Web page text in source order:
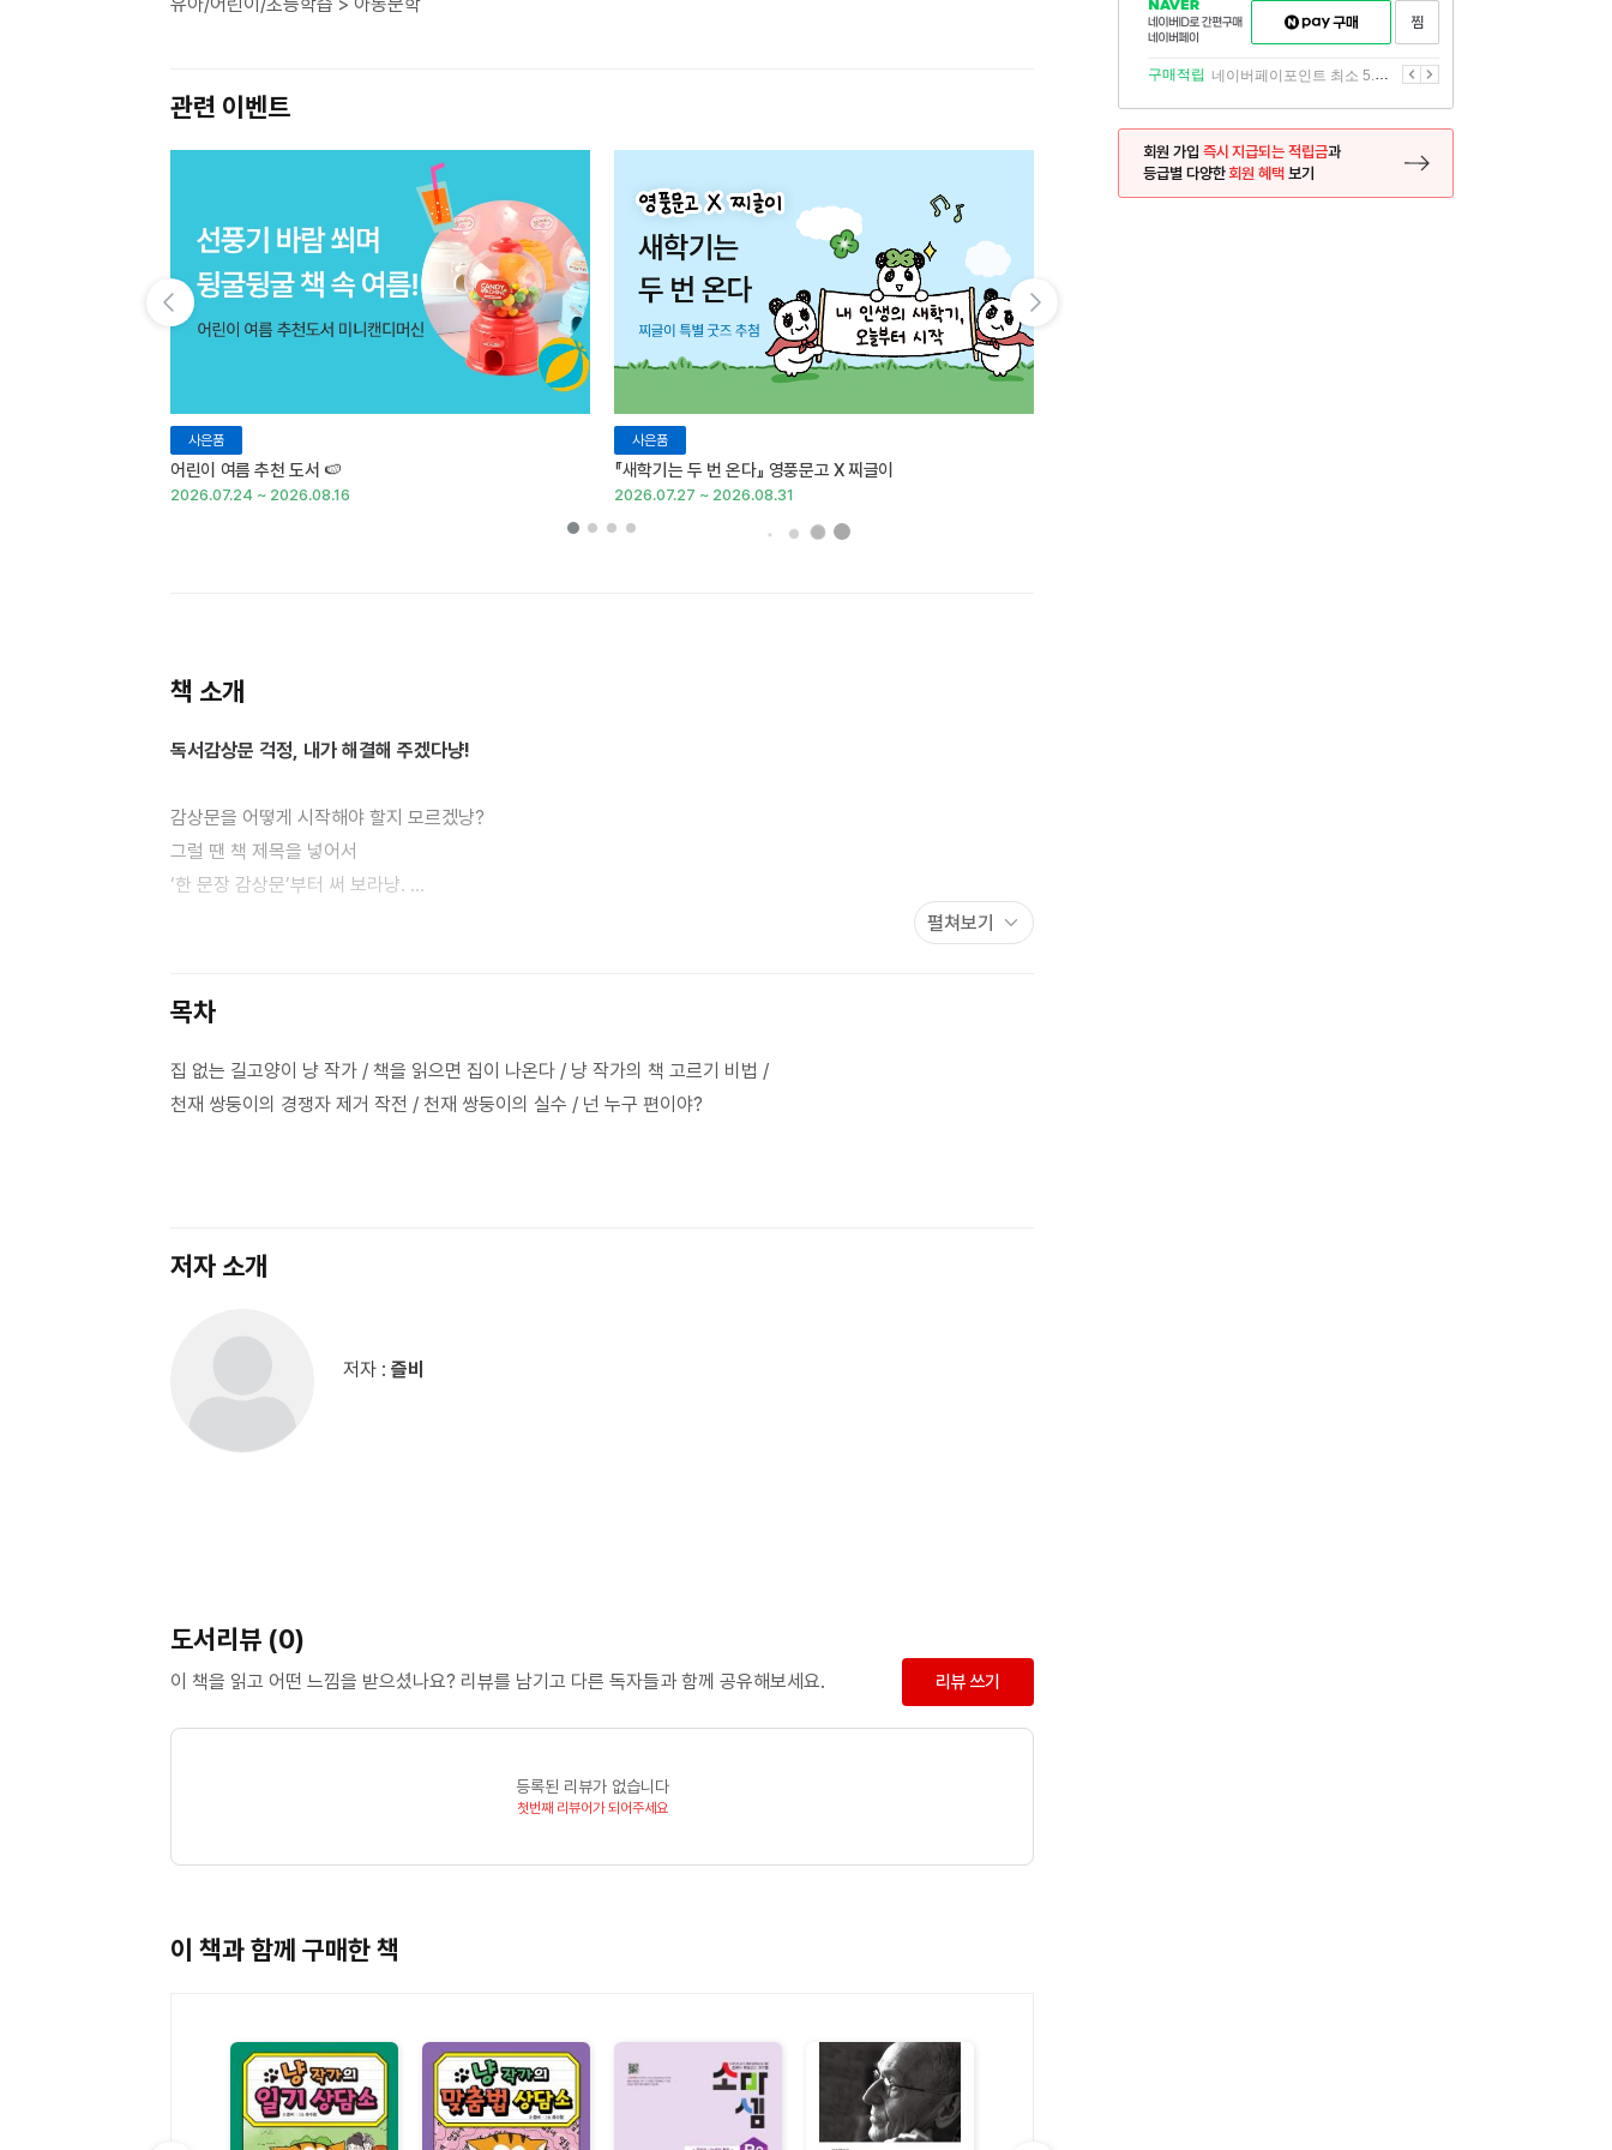
관련 이벤트
사은품
어린이 여름 추천 도서 🍉
2026.07.24 ~ 2026.08.16
사은품
『새학기는 두 번 온다』 영풍문고 X 찌글이
2026.07.27 ~ 2026.08.31
책 소개
독서감상문 걱정, 내가 해결해 주겠다냥!
감상문을 어떻게 시작해야 할지 모르겠냥?
그럴 땐 책 제목을 넣어서
‘한 문장 감상문’부터 써 보라냥.
펼쳐보기
목차
집 없는 길고양이 냥 작가 / 책을 읽으면 집이 나온다 / 냥 작가의 책 고르기 비법 /
천재 쌍둥이의 경쟁자 제거 작전 / 천재 쌍둥이의 실수 / 넌 누구 편이야?
저자 소개
저자 : 즐비
도서리뷰 (0)
이 책을 읽고 어떤 느낌을 받으셨나요? 리뷰를 남기고 다른 독자들과 함께 공유해보세요. 리뷰 쓰기
등록된 리뷰가 없습니다
첫번째 리뷰어가 되어주세요
이 책과 함께 구매한 책
NAVER
네이버
ID로
간편구매
네이버페이
구매하기
이전
구매적립 네이버페이포인트 최소 5.5% 적립 다음
회원 가입 즉시 지급되는 적립금과
등급별 다양한회원 혜택 보기